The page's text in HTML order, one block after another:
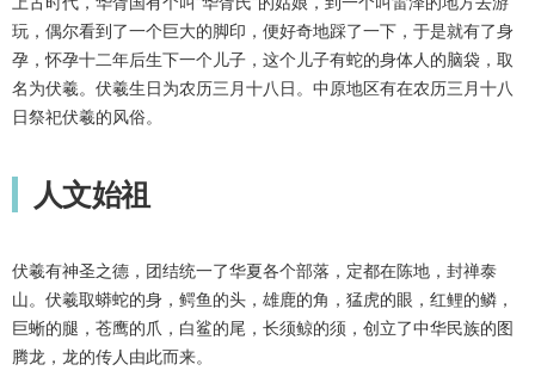
玩，偶尔看到了一个巨大的脚印，便好奇地踩了一下，于是就有了身
孕，怀孕十二年后生下一个儿子，这个儿子有蛇的身体人的脑袋，取
名为伏羲。伏羲生日为农历三月十八日。中原地区有在农历三月十八
日祭祀伏羲的风俗。
人文始祖
伏羲有神圣之德，团结统一了华夏各个部落，定都在陈地，封禅泰
山。伏羲取蟒蛇的身，鳄鱼的头，雄鹿的角，猛虎的眼，红鲤的鳞，
巨蜥的腿，苍鹰的爪，白鲨的尾，长须鲸的须，创立了中华民族的图
腾龙，龙的传人由此而来。